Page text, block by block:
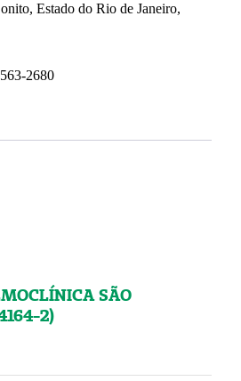
Estado do Rio de Janeiro,
2680
SÃO
2)